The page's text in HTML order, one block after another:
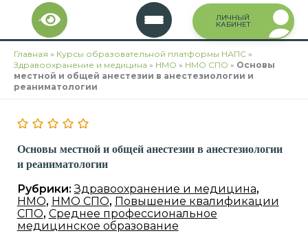
Перейти
содержимому
ЛИЧНЫЙ
КАБИНЕТ
Главная » Курсы образовательной платформы НАПС »
Здравоохранение и медицина » НМО » НМО СПО » Основы
местной и общей анестезии в анестезиологии и
реаниматологии
Основы местной и общей анестезии в анестезиологии
и реаниматологии
Рубрики:Здравоохранение и медицина,
НМО, НМО СПО, Повышение квалификации
СПО, Среднее профессиональное
медицинское образование